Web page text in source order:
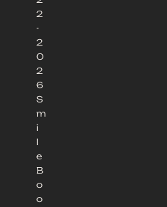
2
-
2
0
2
6
S
m
i
l
e
B
o
o